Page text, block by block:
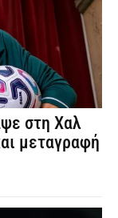
στη Χαλ
μεταγραφή